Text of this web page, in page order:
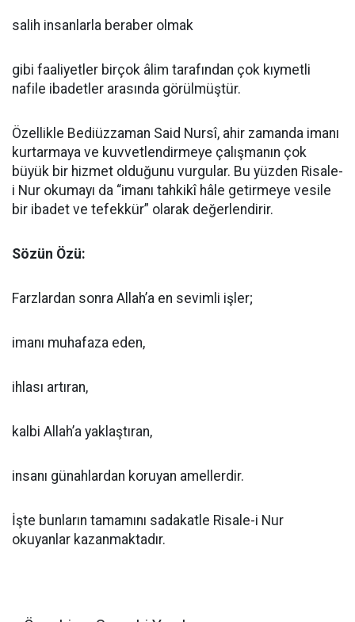
salih insanlarla beraber olmak
gibi faaliyetler birçok âlim tarafından çok kıymetli
nafile ibadetler arasında görülmüştür.
Özellikle Bediüzzaman Said Nursî, ahir zamanda imanı
kurtarmaya ve kuvvetlendirmeye çalışmanın çok
büyük bir hizmet olduğunu vurgular. Bu yüzden Risale-
i Nur okumayı da “imanı tahkikî hâle getirmeye vesile
bir ibadet ve tefekkür” olarak değerlendirir.
Sözün Özü:
Farzlardan sonra Allah’a en sevimli işler;
imanı muhafaza eden,
ihlası artıran,
kalbi Allah’a yaklaştıran,
insanı günahlardan koruyan amellerdir.
İşte bunların tamamını sadakatle Risale-i Nur
okuyanlar kazanmaktadır.